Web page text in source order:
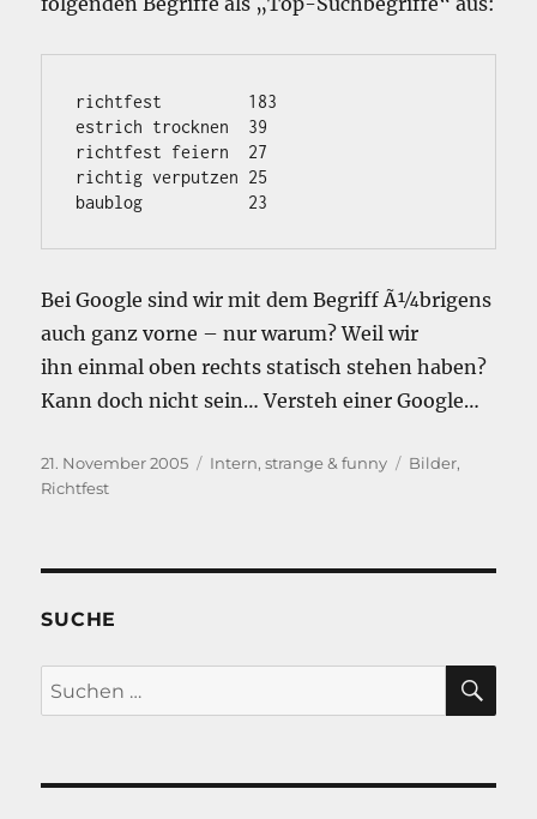
richtfest         183
estrich trocknen  39
richtfest feiern  27
richtig verputzen 25
Bei Google sind wir mit dem Begriff Ã¼brigens
auch ganz vorne – nur warum? Weil wir
ihn einmal oben rechts statisch stehen haben?
Kann doch nicht sein… Versteh einer Google…
Veröffentlicht
am
21. November 2005 Kategorien
Intern,strange & funny Schlagwörter
Bilder,
Richtfest
SUCHE
Suche
nach: